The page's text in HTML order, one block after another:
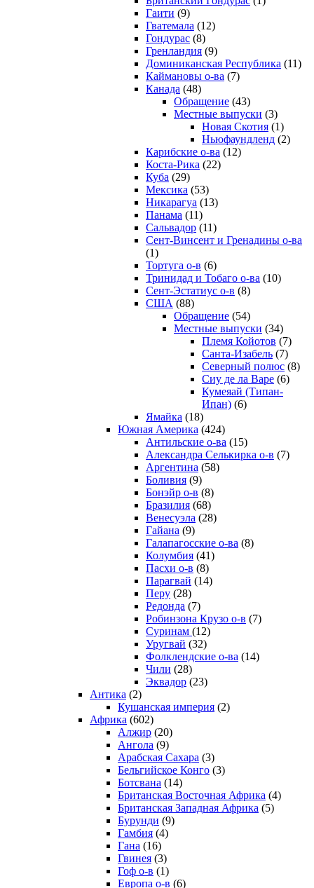
Гаити (9)
Гватемала (12)
Гондурас (8)
Гренландия (9)
Доминиканская Республика (11)
Каймановы о-ва (7)
Канада (48)
Обращение (43)
Местные выпуски (3)
Новая Скотия (1)
Ньюфаундленд (2)
Карибские о-ва (12)
Коста-Рика (22)
Куба (29)
Мексика (53)
Никарагуа (13)
Панама (11)
Сальвадор (11)
Сент-Винсент и Гренадины о-ва
(1)
Тортуга о-в (6)
Тринидад и Тобаго о-ва (10)
Сент-Эстатиус о-в (8)
США (88)
Обращение (54)
Местные выпуски (34)
Племя Койотов (7)
Санта-Изабель (7)
Северный полюс (8)
Сиу де ла Варе (6)
Кумеяай (Типан-
Ипан) (6)
Ямайка (18)
Южная Америка (424)
Антильские о-ва (15)
Александра Селькирка о-в (7)
Аргентина (58)
Боливия (9)
Бонэйр о-в (8)
Бразилия (68)
Венесуэла (28)
Гайана (9)
Галапагосские о-ва (8)
Колумбия (41)
Пасхи о-в (8)
Парагвай (14)
Перу (28)
Редонда (7)
Робинзона Крузо о-в (7)
Суринам (12)
Уругвай (32)
Фолклендские о-ва (14)
Чили (28)
Эквадор (23)
Антика (2)
Кушанская империя (2)
Африка (602)
Алжир (20)
Ангола (9)
Арабская Сахара (3)
Бельгийское Конго (3)
Ботсвана (14)
Британская Восточная Африка (4)
Британская Западная Африка (5)
Бурунди (9)
Гамбия (4)
Гана (16)
Гвинея (3)
Гоф о-в (1)
Европа о-в (6)